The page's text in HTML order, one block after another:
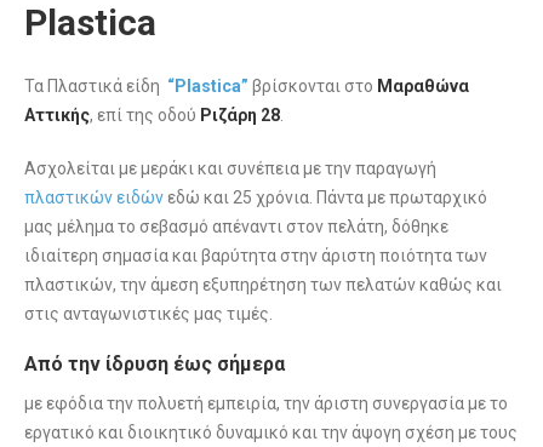
Plastica
Τα Πλαστικά είδη “Plastica” βρίσκονται στο Μαραθώνα
Αττικής, επί της οδού Ριζάρη 28.
Ασχολείται με μεράκι και συνέπεια με την παραγωγή
πλαστικών ειδών εδώ και 25 χρόνια. Πάντα με πρωταρχικό
μας μέλημα το σεβασμό απέναντι στον πελάτη, δόθηκε
ιδιαίτερη σημασία και βαρύτητα στην άριστη ποιότητα των
πλαστικών, την άμεση εξυπηρέτηση των πελατών καθώς και
στις ανταγωνιστικές μας τιμές.
Από την ίδρυση έως σήμερα
με εφόδια την πολυετή εμπειρία, την άριστη συνεργασία με το
εργατικό και διοικητικό δυναμικό και την άψογη σχέση με τους